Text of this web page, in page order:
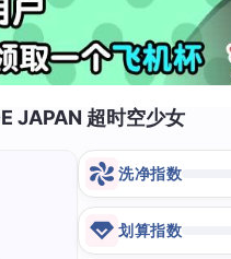
JAPAN 超时空少女
洗净指数
划算指数